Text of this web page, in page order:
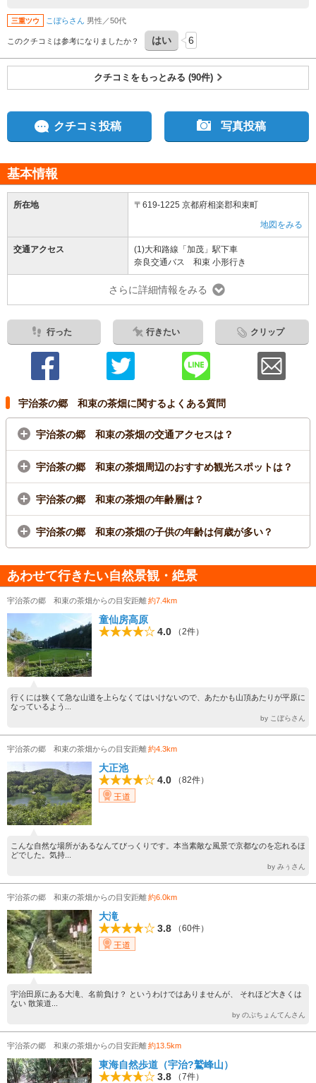
ダーシュガーをふりかけた抹茶ロールケーキに見えました。抹茶ロールケーキを考え
ついた人は、和束の茶畑を見たのじゃないかと思います。
三重ツウ こぼらさん 男性／50代
このクチコミは参考になりましたか？ はい 6
クチコミをもっとみる (90件)
クチコミ投稿 写真投稿
基本情報
所在地
〒619-1225 京都府相楽郡和束町
地図をみる
交通アクセス
(1)大和路線「加茂」駅下車
奈良交通バス 和束 小形行き
さらに詳細情報をみる
行った 行きたい クリップ
宇治茶の郷 和束の茶畑に関するよくある質問
宇治茶の郷 和束の茶畑の交通アクセスは？
宇治茶の郷 和束の茶畑周辺のおすすめ観光スポットは？
宇治茶の郷 和束の茶畑の年齢層は？
宇治茶の郷 和束の茶畑の子供の年齢は何歳が多い？
あわせて行きたい自然景観・絶景
宇治茶の郷 和束の茶畑からの目安距離約7.4km
童仙房高原
4.0
（2件）
行くには狭くて急な山道を上らなくてはいけないので、あたかも山頂あたりが平原に
なっているよう...
by こぼらさん
宇治茶の郷 和束の茶畑からの目安距離約4.3km
大正池
4.0
（82件）
王道
こんな自然な場所があるなんてびっくりです。本当素敵な風景で京都なのを忘れるほ
どでした。気持...
by みぅさん
宇治茶の郷 和束の茶畑からの目安距離約6.0km
大滝
3.8
（60件）
王道
宇治田原にある大滝、名前負け？ というわけではありませんが、 それほど大きくは
ない 散策道...
by のぶちょんてんさん
宇治茶の郷 和束の茶畑からの目安距離約13.5km
東海自然歩道（宇治?鷲峰山）
3.8
（7件）